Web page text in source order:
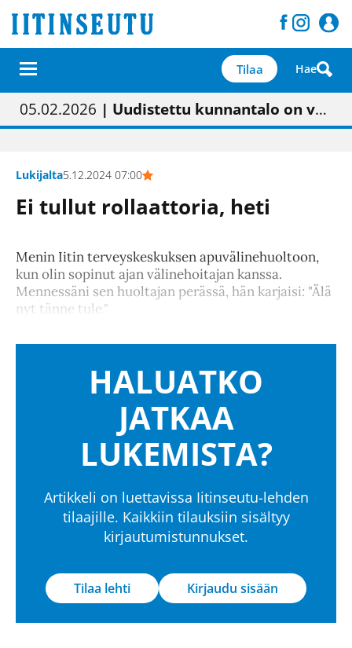
Tilaa Hae
01.02.2026 | Painon vaihtumisen pitäisi näkyä hieman parempana painojäljen laatuna lehdessä
05.02.2026 | Uudistettu kunnantalo on valoisa
23.04.2026 | “Olemme käynnistämässä uudelleen keskustavisiotyön”
09.05.2026| "Maalla on totuttu elämään omavaraisemmin kuin kaupungissa"
Lukijalta5.12.2024 07:00
Ei tullut rollaattoria, heti
Menin Iitin terveyskeskuksen apuvälinehuoltoon,
kun olin sopinut ajan välinehoitajan kanssa.
Mennessäni sen huoltajan perässä, hän karjaisi: "Älä
nyt tänne tule."
HALUATKO
JATKAA
LUKEMISTA?
Artikkeli on luettavissa Iitinseutu-lehden
tilaajille. Kaikkiin tilauksiin sisältyy
kirjautumistunnukset.
Tilaa lehti Kirjaudu sisään